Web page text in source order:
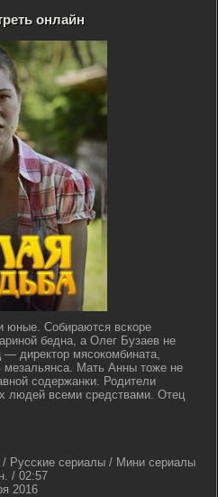
онлайн
юные. Собираются вскоре
бедна, а Олег Бузаев не
— директор мясокомбината,
мезальянса. Мать Анны тоже не
содержанки. Родители
людей всеми средствами. Отец
Русские сериалы / Мини сериалы
/ 02:57
2016